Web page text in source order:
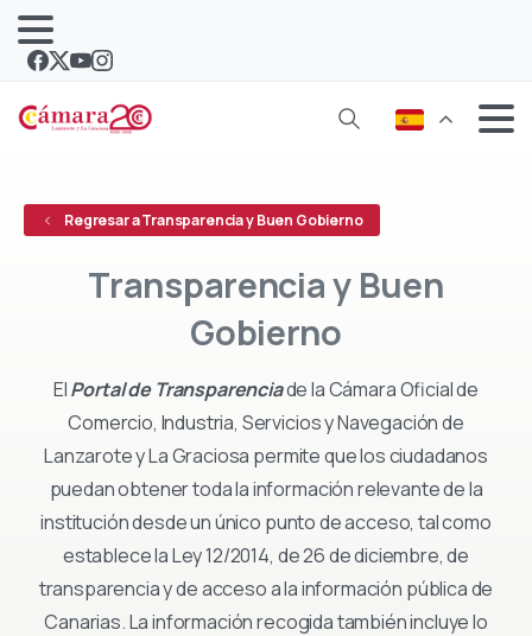
Regresar a Transparencia y Buen Gobierno
Transparenciay Buen
Gobierno
ElPortal de Transparenciade la Cámara Oficial de
Comercio, Industria, Servicios y Navegación de
Lanzarote y La Graciosa permite que los ciudadanos
puedan obtener toda la información relevante de la
institución desde un único punto de acceso, tal como
establece la Ley 12/2014, de 26 de diciembre, de
transparencia y de acceso a la información pública de
Canarias. La información recogida también incluye lo